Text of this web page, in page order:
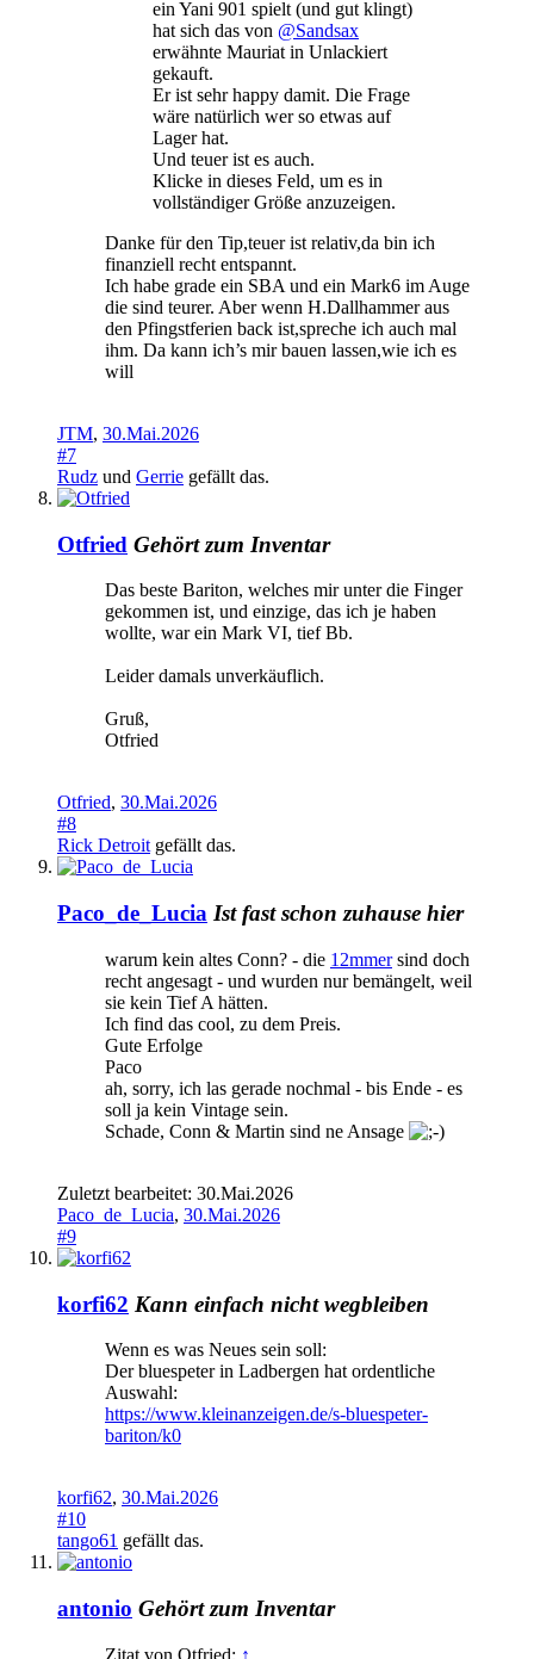
ein Yani 901 spielt (und gut klingt)
hat sich das von @Sandsax
erwähnte Mauriat in Unlackiert
gekauft.
Er ist sehr happy damit. Die Frage
wäre natürlich wer so etwas auf
Lager hat.
Und teuer ist es auch.
Klicke in dieses Feld, um es in
vollständiger Größe anzuzeigen.
Danke für den Tip,teuer ist relativ,da bin ich
finanziell recht entspannt.
Ich habe grade ein SBA und ein Mark6 im Auge
die sind teurer. Aber wenn H.Dallhammer aus
den Pfingstferien back ist,spreche ich auch mal
ihm. Da kann ich’s mir bauen lassen,wie ich es
will
JTM, 30.Mai.2026
#7
Rudz und Gerrie gefällt das.
Otfried Gehört zum Inventar
Das beste Bariton, welches mir unter die Finger
gekommen ist, und einzige, das ich je haben
wollte, war ein Mark VI, tief Bb.
Leider damals unverkäuflich.
Gruß,
Otfried
Otfried, 30.Mai.2026
#8
Rick Detroitgefällt das.
Paco_de_Lucia Ist fast schon zuhause hier
warum kein altes Conn? - die 12mmersind doch
recht angesagt - und wurden nur bemängelt, weil
sie kein Tief A hätten.
Ich find das cool, zu dem Preis.
Gute Erfolge
Paco
ah, sorry, ich las gerade nochmal - bis Ende - es
soll ja kein Vintage sein.
Schade, Conn & Martin sind ne Ansage
Zuletzt bearbeitet: 30.Mai.2026
Paco_de_Lucia, 30.Mai.2026
#9
korfi62 Kann einfach nicht wegbleiben
Wenn es was Neues sein soll:
Der bluespeter in Ladbergen hat ordentliche
Auswahl:
https://www.kleinanzeigen.de/s-bluespeter-
bariton/k0
korfi62, 30.Mai.2026
#10
tango61 gefällt das.
antonio Gehört zum Inventar
Zitat von Otfried: ↑